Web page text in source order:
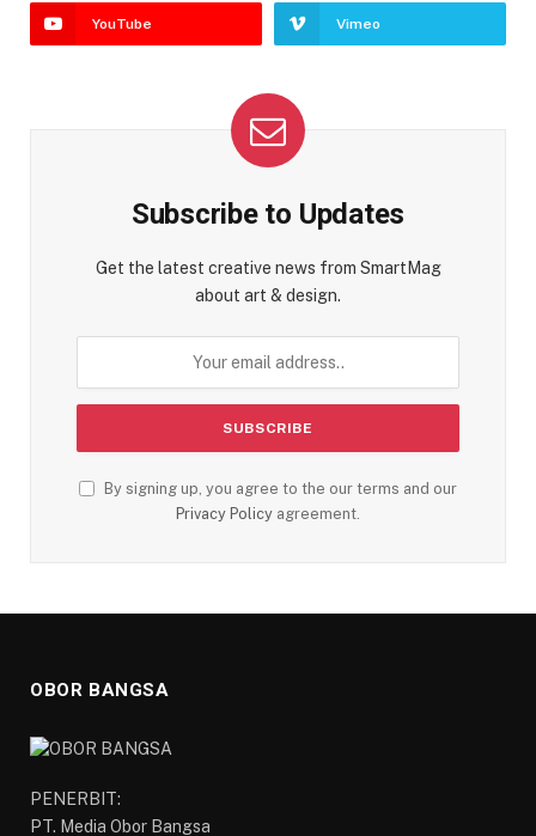
YouTube Vimeo
Subscribe to Updates
Get the latest creative news from SmartMag
about art & design.
By signing up, you agree to the our terms and our
Privacy Policy agreement.
OBOR BANGSA
PENERBIT:
PT. Media Obor Bangsa